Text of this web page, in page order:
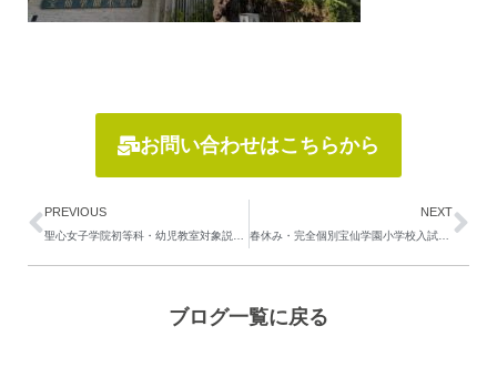
お問い合わせはこちらから
Prev
PREVIOUS NEXT
春休み・完全個別宝仙学園小学校入試対策講座のお知らせ
ブログ一覧に戻る